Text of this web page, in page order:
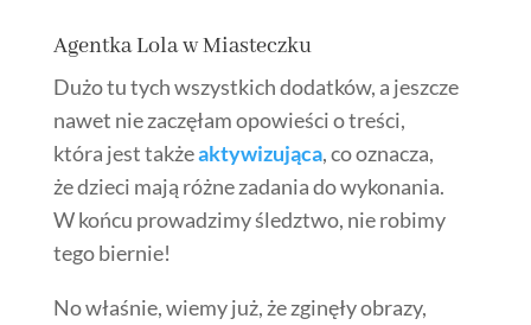
Agentka Lola w Miasteczku
Dużo tu tych wszystkich dodatków, a jeszcze
nawet nie zaczęłam opowieści o treści,
która jest takżeaktywizująca, co oznacza,
że dzieci mają różne zadania do wykonania.
W końcu prowadzimy śledztwo, nie robimy
tego biernie!
No właśnie, wiemy już, że zginęły obrazy,